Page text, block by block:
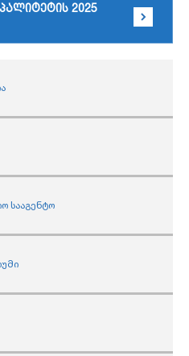
2025
სააგენტო